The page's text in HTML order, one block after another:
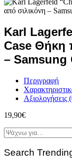
Karl
Case Θήκη
– Samsung
Περιγραφή
Αξιολογήσεις
19,90€
Search